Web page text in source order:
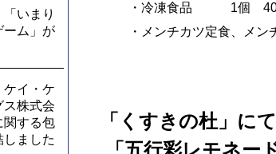
いまり
ーム」が
ケイ・ケ
ス株式会
関する包
ました
・冷凍食品 1個
・メンチカツ定食、メン
「くすきの杜
「五行彩レモネー